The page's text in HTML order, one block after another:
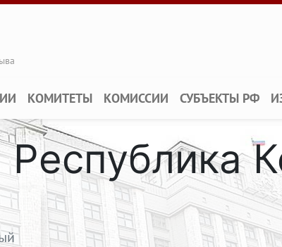
КОМИТЕТЫ КОМИССИИ СУБЪЕКТЫ РФ
Республика